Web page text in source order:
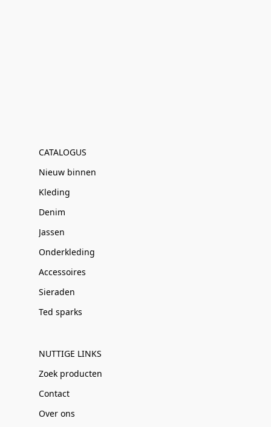
CATALOGUS
Nieuw binnen
Kleding
Denim
Jassen
Onderkleding
Accessoires
Sieraden
Ted sparks
NUTTIGE LINKS
Zoek producten
Contact
Over ons